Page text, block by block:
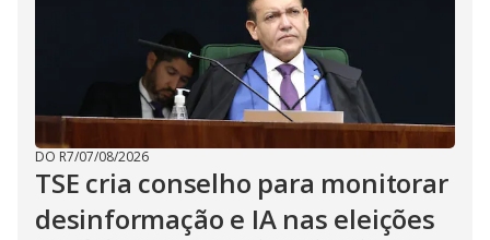
DO R7/07/08/2026
TSE cria conselho para monitorar
desinformação e IA nas eleições